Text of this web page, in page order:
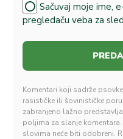
Sačuvaj moje ime,
pregledaču veba za
Komentari koji sadrže
rasističke ili šovinističke
zabranjeno lažno
poljima za slanje
slovima neće biti odobreni.